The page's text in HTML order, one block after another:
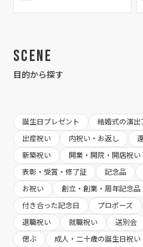
Scene
目的から探す
誕生日プレゼント 結婚式の演出
出産祝い
内祝い・お返し
新築祝い
開業・開院・開店祝い
表彰・受賞・修了証
記念品
お祝い
創立・創業・周年記念品
付き合った記念日
プロポーズ
退職祝い
就職祝い 送別会
偲ぶ
成人・二十歳の誕生日祝い